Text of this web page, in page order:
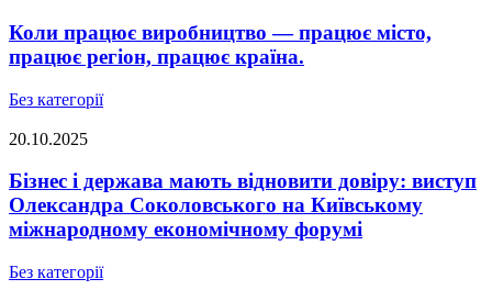
Коли працює виробництво — працює місто,
працює регіон, працює країна.
Без категорії
20.10.2025
Бізнес і держава мають відновити довіру: виступ
Олександра Соколовського на Київському
міжнародному економічному форумі
Без категорії